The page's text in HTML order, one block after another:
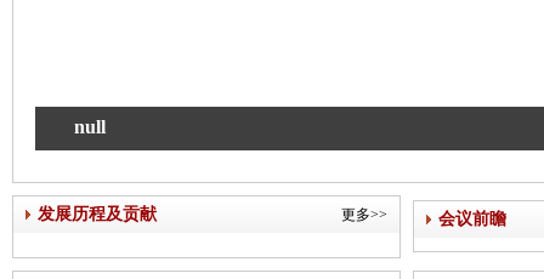
null
发展历程及贡献 更多>> 会议前瞻